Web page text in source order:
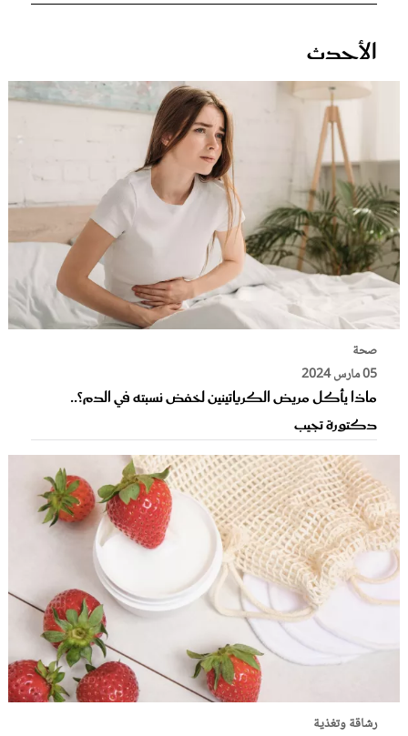
الأحدث
صحة
05 مارس 2024
ماذا يأكل مريض الكرياتينين لخفض نسبته في الدم؟..
دكتورة تجيب
رشاقة وتغذية
غلاف رفمي